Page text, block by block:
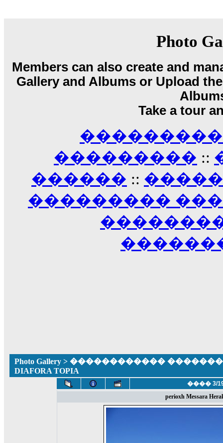
Echo, ���� �� ������� ��
������ �� �����.. "������" ���
15:33
��������� ����, ���������
����� ��������� ��
������! ��� ������ �� �����...
������� ���� ���� ������;
Photo
Members can also create and
Gallery and Albums or Upload
Take a tour
���������
��������� ::
������ ::
���������
Photo Gallery > ������������ ��������
DIAFORA TOPIA
���� 3/
perioxh Messara